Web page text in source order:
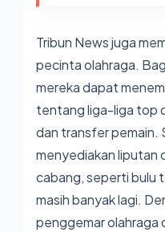
Tribun News juga
pecinta olahraga.
mereka dapat
tentang liga-liga top
dan transfer pemain.
menyediakan liputan
cabang, seperti bulu
masih banyak lagi.
penggemar